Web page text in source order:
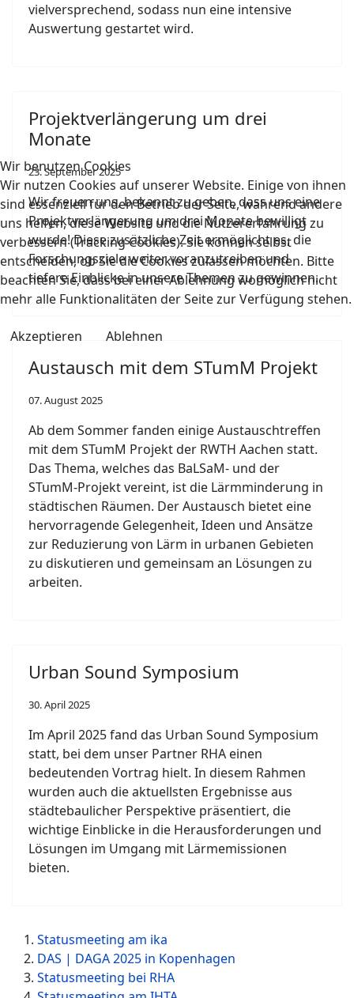
vielversprechend, sodass nun eine intensive
Auswertung gestartet wird.
Projektverlängerung um drei
Monate
23. September 2025
Wir freuen uns, bekannt zu geben, dass uns eine
Projektverlängerung um drei Monate bewilligt
wurde! Diese zusätzliche Zeit ermöglicht es, die
Forschungsziele weiter voranzutreiben und
tiefere Einblicke in unsere Themen zu gewinnen.
Austausch mit dem STumM Projekt
07. August 2025
Ab dem Sommer fanden einige Austauschtreffen
mit dem STumM Projekt der RWTH Aachen statt.
Das Thema, welches das BaLSaM- und der
STumM-Projekt vereint, ist die Lärmminderung in
städtischen Räumen. Der Austausch bietet eine
hervorragende Gelegenheit, Ideen und Ansätze
zur Reduzierung von Lärm in urbanen Gebieten
zu diskutieren und gemeinsam an Lösungen zu
arbeiten.
Urban Sound Symposium
30. April 2025
Im April 2025 fand das Urban Sound Symposium
statt, bei dem unser Partner RHA einen
bedeutenden Vortrag hielt. In diesem Rahmen
wurden auch die aktuellsten Ergebnisse aus
städtebaulicher Perspektive präsentiert, die
wichtige Einblicke in die Herausforderungen und
Lösungen im Umgang mit Lärmemissionen
bieten.
Statusmeeting am ika
DAS | DAGA 2025 in Kopenhagen
Statusmeeting bei RHA
Wir benutzen Cookies
Wir nutzen Cookies auf unserer Website. Einige von ihnen
sind essenziell für den Betrieb der Seite, während andere
uns helfen, diese Website und die Nutzererfahrung zu
verbessern (Tracking Cookies). Sie können selbst
entscheiden, ob Sie die Cookies zulassen möchten. Bitte
beachten Sie, dass bei einer Ablehnung womöglich nicht
mehr alle Funktionalitäten der Seite zur Verfügung stehen.
Akzeptieren Ablehnen